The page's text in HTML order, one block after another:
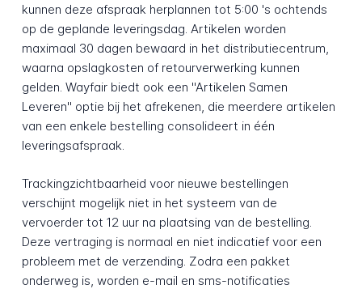
kunnen deze afspraak herplannen tot 5:00 's ochtends
op de geplande leveringsdag. Artikelen worden
maximaal 30 dagen bewaard in het distributiecentrum,
waarna opslagkosten of retourverwerking kunnen
gelden. Wayfair biedt ook een "Artikelen Samen
Leveren" optie bij het afrekenen, die meerdere artikelen
van een enkele bestelling consolideert in één
leveringsafspraak.
Trackingzichtbaarheid voor nieuwe bestellingen
verschijnt mogelijk niet in het systeem van de
vervoerder tot 12 uur na plaatsing van de bestelling.
Deze vertraging is normaal en niet indicatief voor een
probleem met de verzending. Zodra een pakket
onderweg is, worden e-mail en sms-notificaties